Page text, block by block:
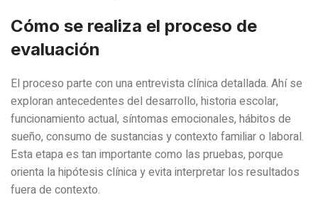
Cómo se realiza el proceso de
evaluación
El proceso parte con una entrevista clínica detallada. Ahí se
exploran antecedentes del desarrollo, historia escolar,
funcionamiento actual, síntomas emocionales, hábitos de
sueño, consumo de sustancias y contexto familiar o laboral.
Esta etapa es tan importante como las pruebas, porque
orienta la hipótesis clínica y evita interpretar los resultados
fuera de contexto.